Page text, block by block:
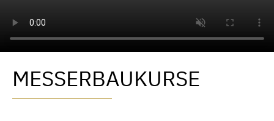
MESSERBAU­KURSE